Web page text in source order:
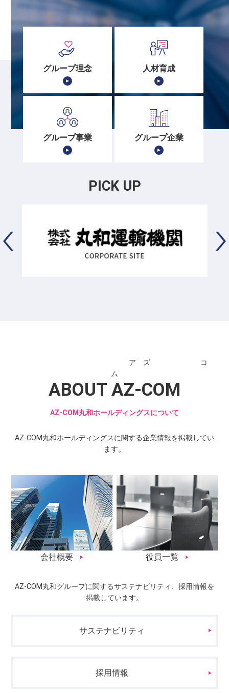
グループ理念 人材育成
グループ事業 グループ企業
PICK UP
ア ズ コ
ム
ABOUT AZ-COM
AZ-COM丸和ホールディングスについて
AZ-COM丸和ホールディングスに関する企業情報を掲載してい
ます。
会社概要 役員一覧
AZ-COM丸和グループに関するサステナビリティ、採用情報を
掲載しています。
サステナビリティ
採用情報